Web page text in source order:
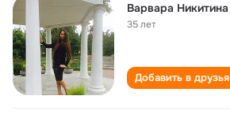
Варвара Никитина
35 лет
Добавить в друзья